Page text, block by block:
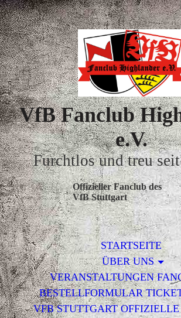
VfB Fanclub
e.V.
Furchtlos und treu
Offizieller Fanclub des
VfB Stuttgart
STARTSEITE
ÜBER UNS
VERANSTALTUNGEN
BESTELLFORMULAR
VFB STUTTGART